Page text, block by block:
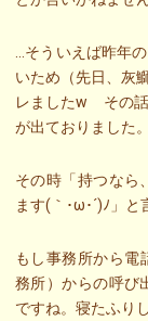
…そういえば昨年
いため（先日、灰
レましたw その話
が出ておりました。
その時「持つなら
ます(｀･ω･´)ﾉ」と
もし事務所から電
務所）からの呼び
ですね。寝たふり